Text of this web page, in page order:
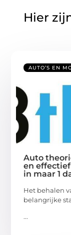
Hier
AUTO’S EN
Auto
en
in maar 1
Het behalen
belangrijke
...